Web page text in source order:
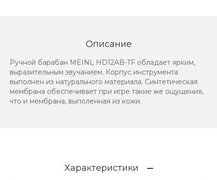
Описание
Ручной барабан MEINL HD12AB-TF обладает ярким,
выразительным звучанием. Корпус инструмента
выполнен из натурального материала. Синтетическая
мембрана обеспечивает при игре такие же ощущения,
что и мембрана, выполенная из кожи.
Характеристики